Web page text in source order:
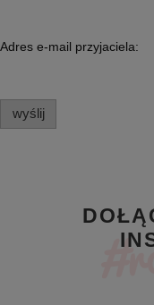
Adres e-mail przyjaciela:
wyślij